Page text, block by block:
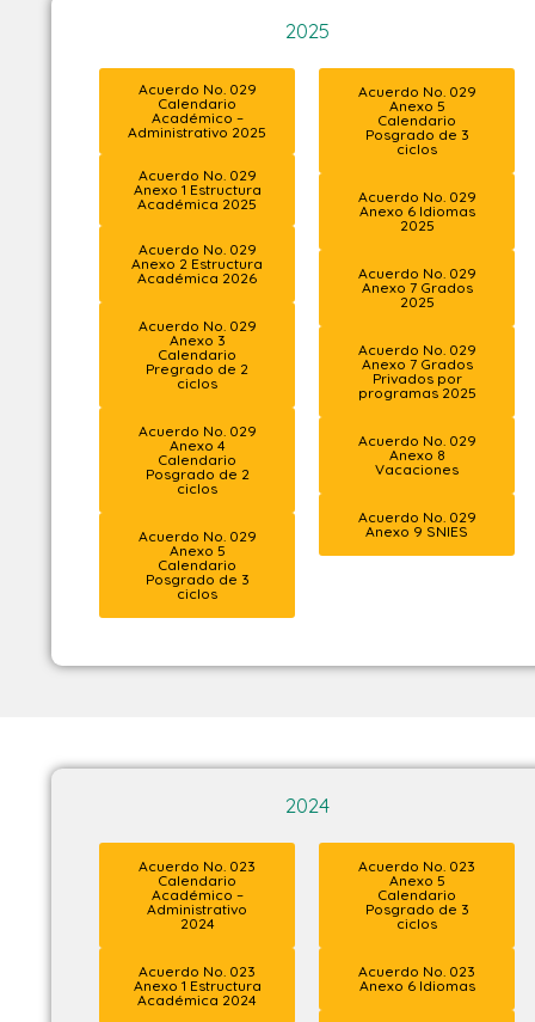
2025
Acuerdo No. 029
Calendario
Académico –
Administrativo 2025
Acuerdo No. 029
Anexo 1 Estructura
Académica 2025
Acuerdo No. 029
Anexo 2 Estructura
Académica 2026
Acuerdo No. 029
Anexo 3
Calendario
Pregrado de 2
ciclos
Acuerdo No. 029
Anexo 4
Calendario
Posgrado de 2
ciclos
Acuerdo No. 029
Anexo 5
Calendario
Posgrado de 3
ciclos
Acuerdo No. 029
Anexo 5
Calendario
Posgrado de 3
ciclos
Acuerdo No. 029
Anexo 6 Idiomas
2025
Acuerdo No. 029
Anexo 7 Grados
2025
Acuerdo No. 029
Anexo 7 Grados
Privados por
programas 2025
Acuerdo No. 029
Anexo 8
Vacaciones
Acuerdo No. 029
Anexo 9 SNIES
2024
Acuerdo No. 023
Calendario
Académico –
Administrativo
2024
Acuerdo No. 023
Anexo 1 Estructura
Académica 2024
Acuerdo No. 023
Anexo 5
Calendario
Posgrado de 3
ciclos
Acuerdo No. 023
Anexo 6 Idiomas